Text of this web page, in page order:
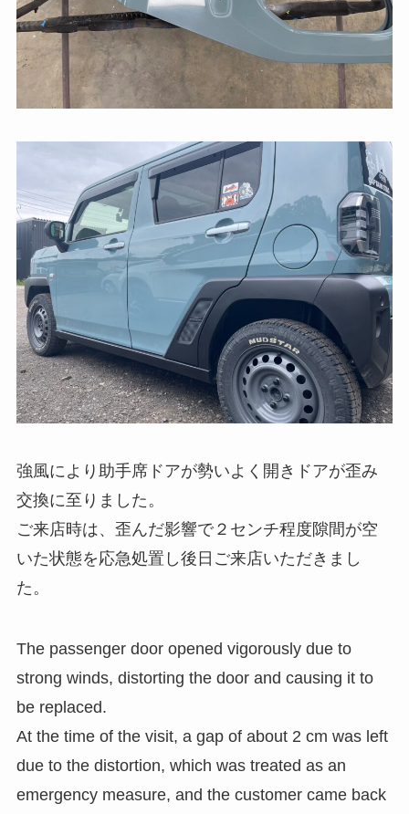
強風により助手席ドアが勢いよく開きドアが歪み
交換に至りました。
ご来店時は、歪んだ影響で２センチ程度隙間が空
いた状態を応急処置し後日ご来店いただきまし
た。
The passenger door opened vigorously due to
strong winds, distorting the door and causing it to
be replaced.
At the time of the visit, a gap of about 2 cm was left
due to the distortion, which was treated as an
emergency measure, and the customer came back